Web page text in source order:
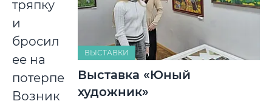
тряпку
и
бросил
ее на
потерпевшего.
Возник
ВЫСТАВКИ
Выставка «Юный
художник»